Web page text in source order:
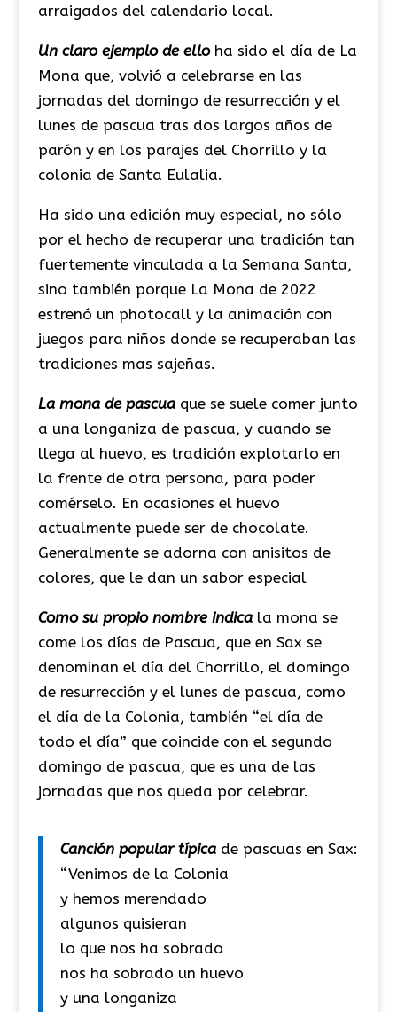
arraigados del calendario local.
Un claro ejemplo de elloha sido el día de La
Mona que, volvió a celebrarse en las
jornadas del domingo de resurrección y el
lunes de pascua tras dos largos años de
parón y en los parajes del Chorrillo y la
colonia de Santa Eulalia.
Ha sido una edición muy especial, no sólo
por el hecho de recuperar una tradición tan
fuertemente vinculada a la Semana Santa,
sino también porque La Mona de 2022
estrenó un photocall y la animación con
juegos para niños donde se recuperaban las
tradiciones mas sajeñas.
La mona de pascuaque se suele comer junto
a una longaniza de pascua, y cuando se
llega al huevo, es tradición explotarlo en
la frente de otra persona, para poder
comérselo. En ocasiones el huevo
actualmente puede ser de chocolate.
Generalmente se adorna con anisitos de
colores, que le dan un sabor especial
Como su propio nombre indicala mona se
come los días de Pascua, que en Sax se
denominan el día del Chorrillo, el domingo
de resurrección y el lunes de pascua, como
el día de la Colonia, también “el día de
todo el día” que coincide con el segundo
domingo de pascua, que es una de las
jornadas que nos queda por celebrar.
Canción popular típicade pascuas en Sax:
“Venimos de la Colonia
y hemos merendado
algunos quisieran
lo que nos ha sobrado
nos ha sobrado un huevo
y una longaniza